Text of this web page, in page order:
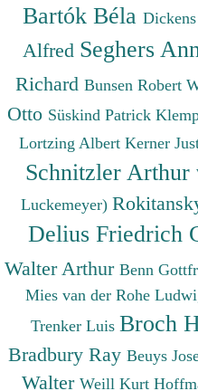
Bartók Béla
Alfred Seghers
Richard Bunsen Robert
Otto Süskind Patrick
Lortzing Albert Kerner
Schnitzler Arthur
Luckemeyer)
Delius Friedrich
Walter Arthur Benn
Mies van der Rohe
Trenker Luis Broch
Bradbury Ray Beuys
Walter Weill Kurt